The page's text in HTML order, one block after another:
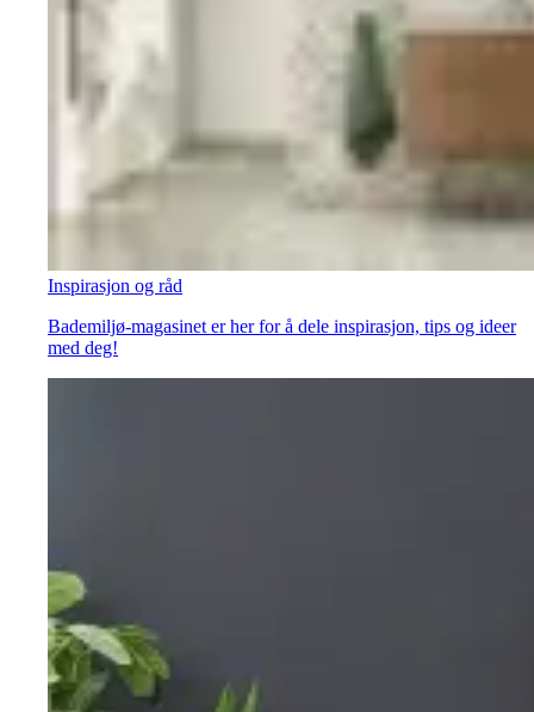
Inspirasjon og råd
Bademiljø-magasinet er her for å dele inspirasjon, tips og ideer
med deg!